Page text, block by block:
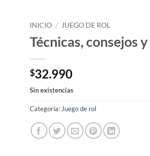
INICIO / JUEGO DE ROL
Técnicas, consejos
$32.990
Sin existencias
Categoría: Juego de rol